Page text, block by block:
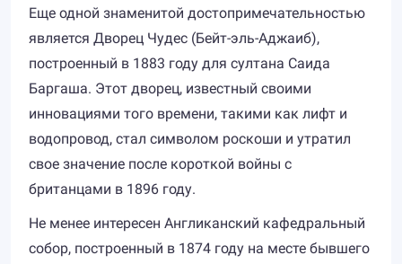
Еще одной знаменитой достопримечательностью
является Дворец Чудес (Бейт-эль-Аджаиб),
построенный в 1883 году для султана Саида
Баргаша. Этот дворец, известный своими
инновациями того времени, такими как лифт и
водопровод, стал символом роскоши и утратил
свое значение после короткой войны с
британцами в 1896 году.
Не менее интересен Англиканский кафедральный
собор, построенный в 1874 году на месте бывшего